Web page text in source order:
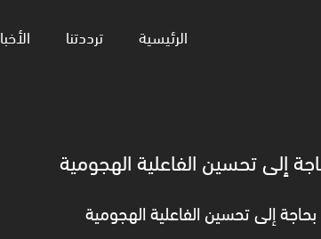
الرئيسية
(current) ترددتنا
إلى تحسين الفاعلية الهجومية
إلى تحسين الفاعلية الهجومية